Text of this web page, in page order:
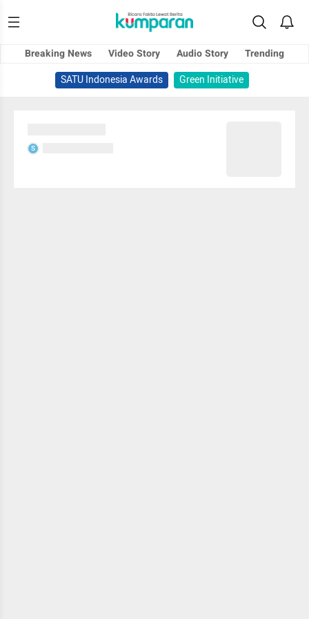
Breaking News Video Story Audio Story
Trending
SATU Indonesia Awards
Green Initiative
S